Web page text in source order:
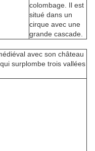
colombage. Il est
situé dans un
cirque avec une
grande cascade.
avec son château
surplombe trois vallées